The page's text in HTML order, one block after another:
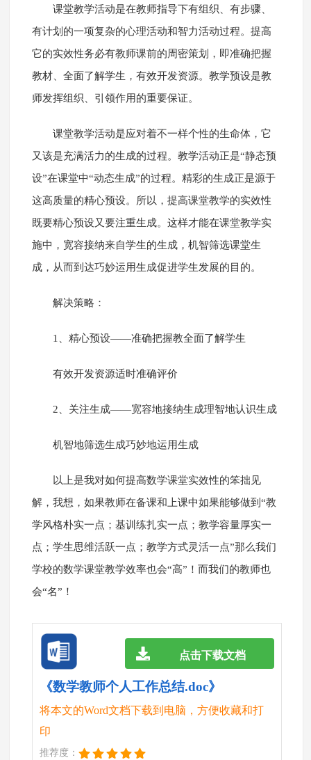
课堂教学活动是在教师指导下有组织、有步骤、
有计划的一项复杂的心理活动和智力活动过程。提高
它的实效性务必有教师课前的周密策划，即准确把握
教材、全面了解学生，有效开发资源。教学预设是教
师发挥组织、引领作用的重要保证。
课堂教学活动是应对着不一样个性的生命体，它
又该是充满活力的生成的过程。教学活动正是“静态预
设”在课堂中“动态生成”的过程。精彩的生成正是源于
这高质量的精心预设。所以，提高课堂教学的实效性
既要精心预设又要注重生成。这样才能在课堂教学实
施中，宽容接纳来自学生的生成，机智筛选课堂生
成，从而到达巧妙运用生成促进学生发展的目的。
解决策略：
1、精心预设――准确把握教全面了解学生
有效开发资源适时准确评价
2、关注生成――宽容地接纳生成理智地认识生成
机智地筛选生成巧妙地运用生成
以上是我对如何提高数学课堂实效性的笨拙见
解，我想，如果教师在备课和上课中如果能够做到“教
学风格朴实一点；基训练扎实一点；教学容量厚实一
点；学生思维活跃一点；教学方式灵活一点”那么我们
学校的数学课堂教学效率也会“高”！而我们的教师也
会“名”！
《数学教师个人工作总结.doc》
将本文的Word文档下载到电脑，方便收藏和打
印
推荐度：
点击下载文档